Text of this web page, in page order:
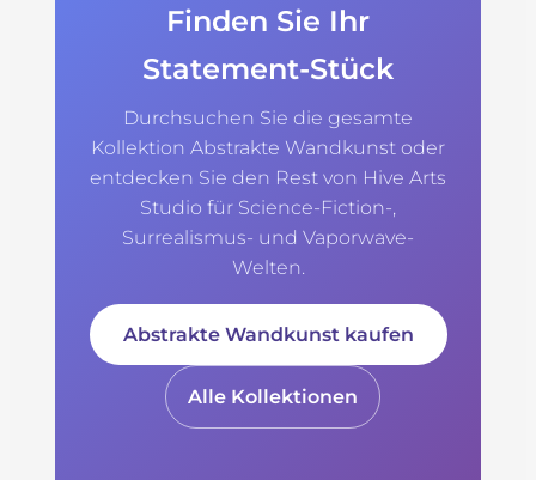
Finden Sie Ihr
Statement-Stück
Durchsuchen Sie die gesamte
Kollektion Abstrakte Wandkunst oder
entdecken Sie den Rest von Hive Arts
Studio für Science-Fiction-,
Surrealismus- und Vaporwave-
Welten.
Abstrakte Wandkunst kaufen
Alle Kollektionen